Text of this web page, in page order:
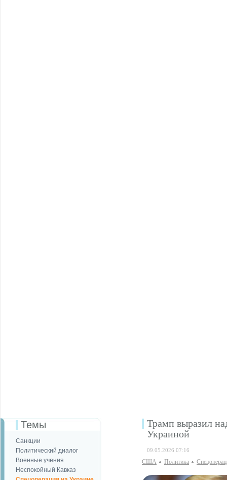
Темы
Санкции
Политический диалог
Военные учения
Неспокойный Кавказ
Трамп выразил
Украиной
09.05.2026 07:16
США Политика